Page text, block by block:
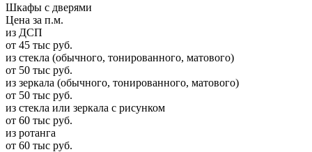
Шкафы с дверями
Цена за п.м.
из ДСП
от 45 тыс руб.
из стекла (обычного, тонированного, матового)
от 50 тыс руб.
из зеркала (обычного, тонированного, матового)
от 50 тыс руб.
из стекла или зеркала с рисунком
от 60 тыс руб.
из ротанга
от 60 тыс руб.